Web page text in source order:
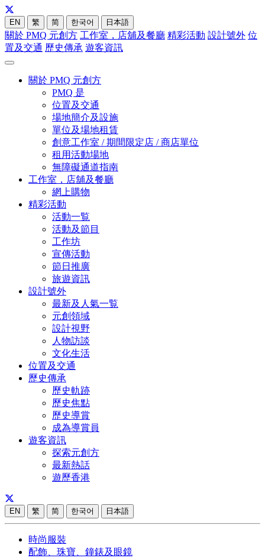
EN 繁 简 한국어 日本語
關於 PMQ 元創方 工作室，店舖及餐廳 精彩活動 設計號外 位
置及交通 歷史傳承 遊客資訊
關於 PMQ 元創方
PMQ 是
位置及交通
場地簡介及設施
單位及場地租賃
創意工作室 / 期間限定店 / 商店單位
租用活動場地
無障礙通道指南
工作室，店舖及餐廳
網上購物
精彩活動
活動一覧
活動及節目
工作坊
宣傳活動
節日推廣
旅遊資訊
設計號外
最新及人氣一覧
元創領域
設計視野
人物訪談
文化生活
位置及交通
歷史傳承
歷史軌跡
歷史焦點
歷史導賞
成為導賞員
遊客資訊
探索元創方
最新熱話
遊歷香港
EN 繁 简 한국어 日本語
時尚服裝
配飾、珠寶、鐘錶及眼鏡